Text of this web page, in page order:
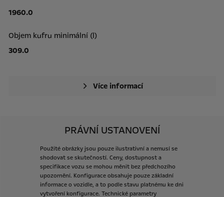
1960.0
Objem kufru minimální (l)
309.0
Více informací
PRÁVNÍ USTANOVENÍ
Použité obrázky jsou pouze ilustrativní a nemusí se
shodovat se skutečností. Ceny, dostupnost a
specifikace vozu se mohou měnit bez předchozího
upozornění. Konfigurace obsahuje pouze základní
informace o vozidle, a to podle stavu platnému ke dni
vytvoření konfigurace. Technické parametry